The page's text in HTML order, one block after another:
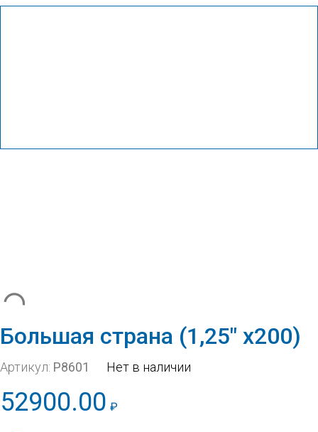
Большая страна (1,25″ х200)
Артикул: Р8601 Нет в наличии
52900.00 ₽